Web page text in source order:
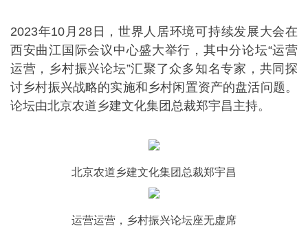
2023年10月28日，世界人居环境可持续发展大会在
西安曲江国际会议中心盛大举行，其中分论坛“运营
运营，乡村振兴论坛”汇聚了众多知名专家，共同探
讨乡村振兴战略的实施和乡村闲置资产的盘活问题。
论坛由北京农道乡建文化集团总裁郑宇昌主持。
北京农道乡建文化集团总裁郑宇昌
运营运营，乡村振兴论坛座无虚席